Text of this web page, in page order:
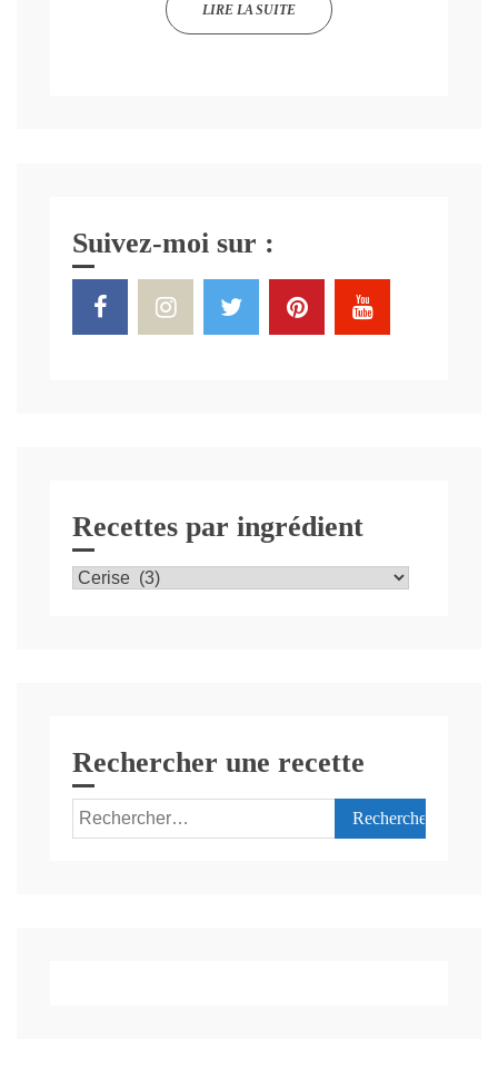
LIRE LA SUITE
Suivez-moi sur :
Recettes par ingrédient
Recettes
Rechercher une recette
Rechercher :